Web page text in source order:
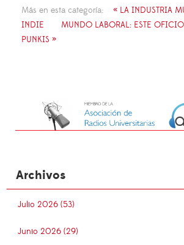
Más en esta categoría:
« LA INDUSTRIA
INDIE
MUNDO LABORAL: ESTE
PUNKIS »
Archivos
Julio 2026 (53)
Junio 2026 (29)